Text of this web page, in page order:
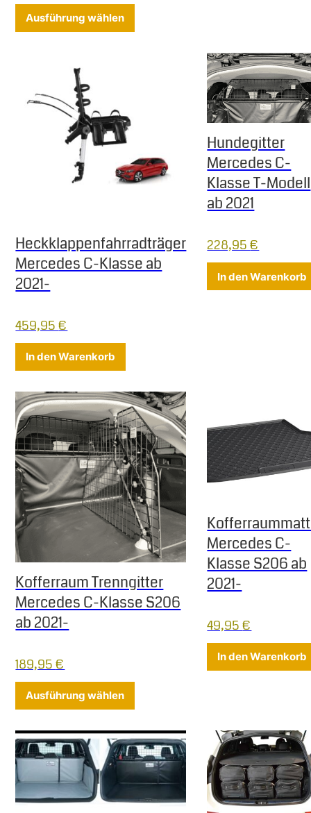
Ausführung wählen
Heckklappenfahrradträger
Mercedes C-Klasse ab
2021-
459,95€
In den Warenkorb
Hundegitter
Mercedes C-
Klasse T-Modell
ab 2021
228,95€
In den Warenkorb
Kofferraum Trenngitter
Mercedes C-Klasse S206
ab 2021-
189,95€
Ausführung wählen
Mercedes C-
Klasse S206 ab
2021-
49,95€
In den Warenkorb